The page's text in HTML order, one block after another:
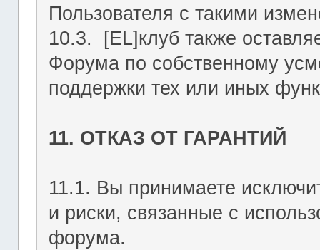
Пользователя с такими
10.3. [EL]клуб также
Форума по собственному
поддержки тех или иных
11. ОТКАЗ ОТ ГАРАНТИЙ
11.1. Вы принимаете
и риски, связанные с
форума.